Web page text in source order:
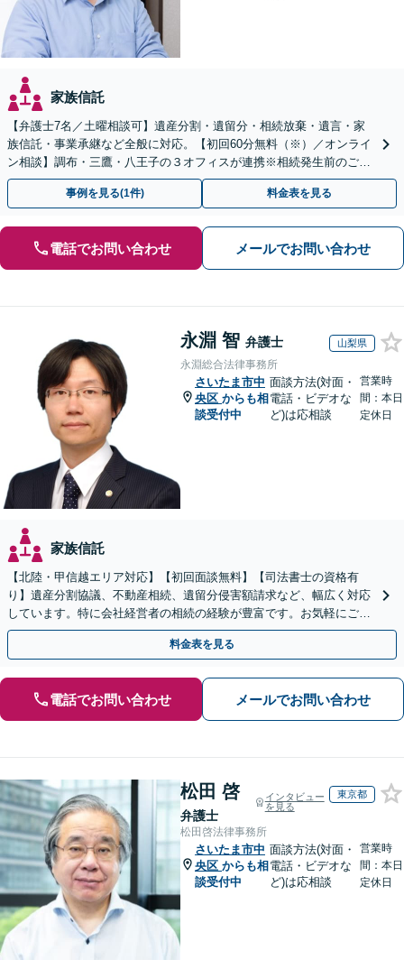
家族信託
【弁護士7名／土曜相談可】遺産分割・遺留分・相続放棄・遺言・家
族信託・事業承継など全般に対応。【初回60分無料（※）／オンライ
ン相談】調布・三鷹・八王子の３オフィスが連携※相続発生前のご相
談など有料相談になるものもございます。
事例を見る(1件) 料金表を見る
電話でお問い合わせ メールでお問い合わせ
永淵 智 弁護士 山梨県
永淵総合法律事務所
さいたま市中
央区 からも相
談受付中
面談方法(対面・
電話・ビデオな
ど)は応相談
営業時
間：本日
定休日
家族信託
【北陸・甲信越エリア対応】【初回面談無料】【司法書士の資格有
り】遺産分割協議、不動産相続、遺留分侵害額請求など、幅広く対応
しています。特に会社経営者の相続の経験が豊富です。お気軽にご相
談ください。【休日・夜間面談可】【オンライン面談可】
料金表を見る
電話でお問い合わせ メールでお問い合わせ
松田 啓
弁護士
インタビュー
を見る
東京都
松田啓法律事務所
さいたま市中
央区 からも相
談受付中
面談方法(対面・
電話・ビデオな
ど)は応相談
営業時
間：本日
定休日